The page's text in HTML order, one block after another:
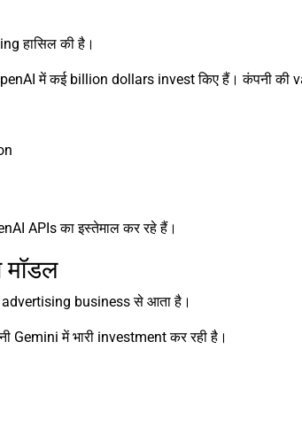
हासिल की है।
में कई billion dollars invest किए हैं। कंपनी की
APIs का इस्तेमाल कर रहे हैं।
advertising business से आता है।
Gemini में भारी investment कर रही है।